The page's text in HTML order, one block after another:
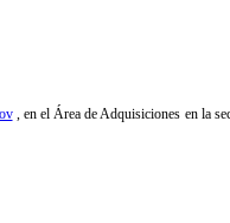
, en el Área de Adquisiciones en la